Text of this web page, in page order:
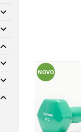
NOVO